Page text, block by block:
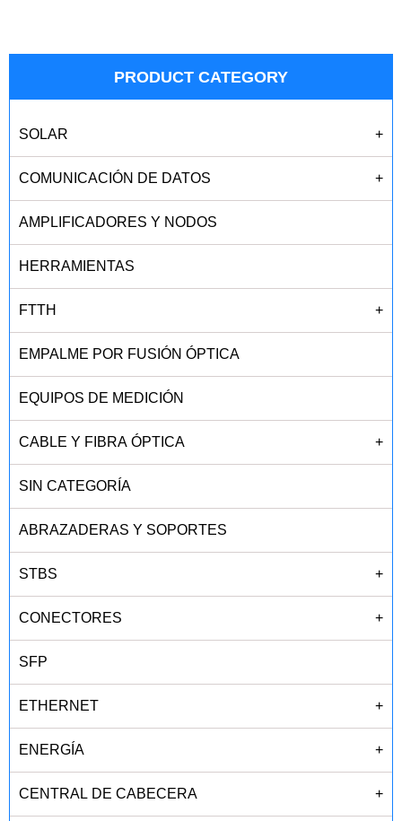
PRODUCT CATEGORY
SOLAR +
COMUNICACIÓN DE DATOS +
AMPLIFICADORES Y NODOS
HERRAMIENTAS
FTTH +
EMPALME POR FUSIÓN ÓPTICA
EQUIPOS DE MEDICIÓN
CABLE Y FIBRA ÓPTICA +
SIN CATEGORÍA
ABRAZADERAS Y SOPORTES
STBS +
CONECTORES +
SFP
ETHERNET +
ENERGÍA +
CENTRAL DE CABECERA +